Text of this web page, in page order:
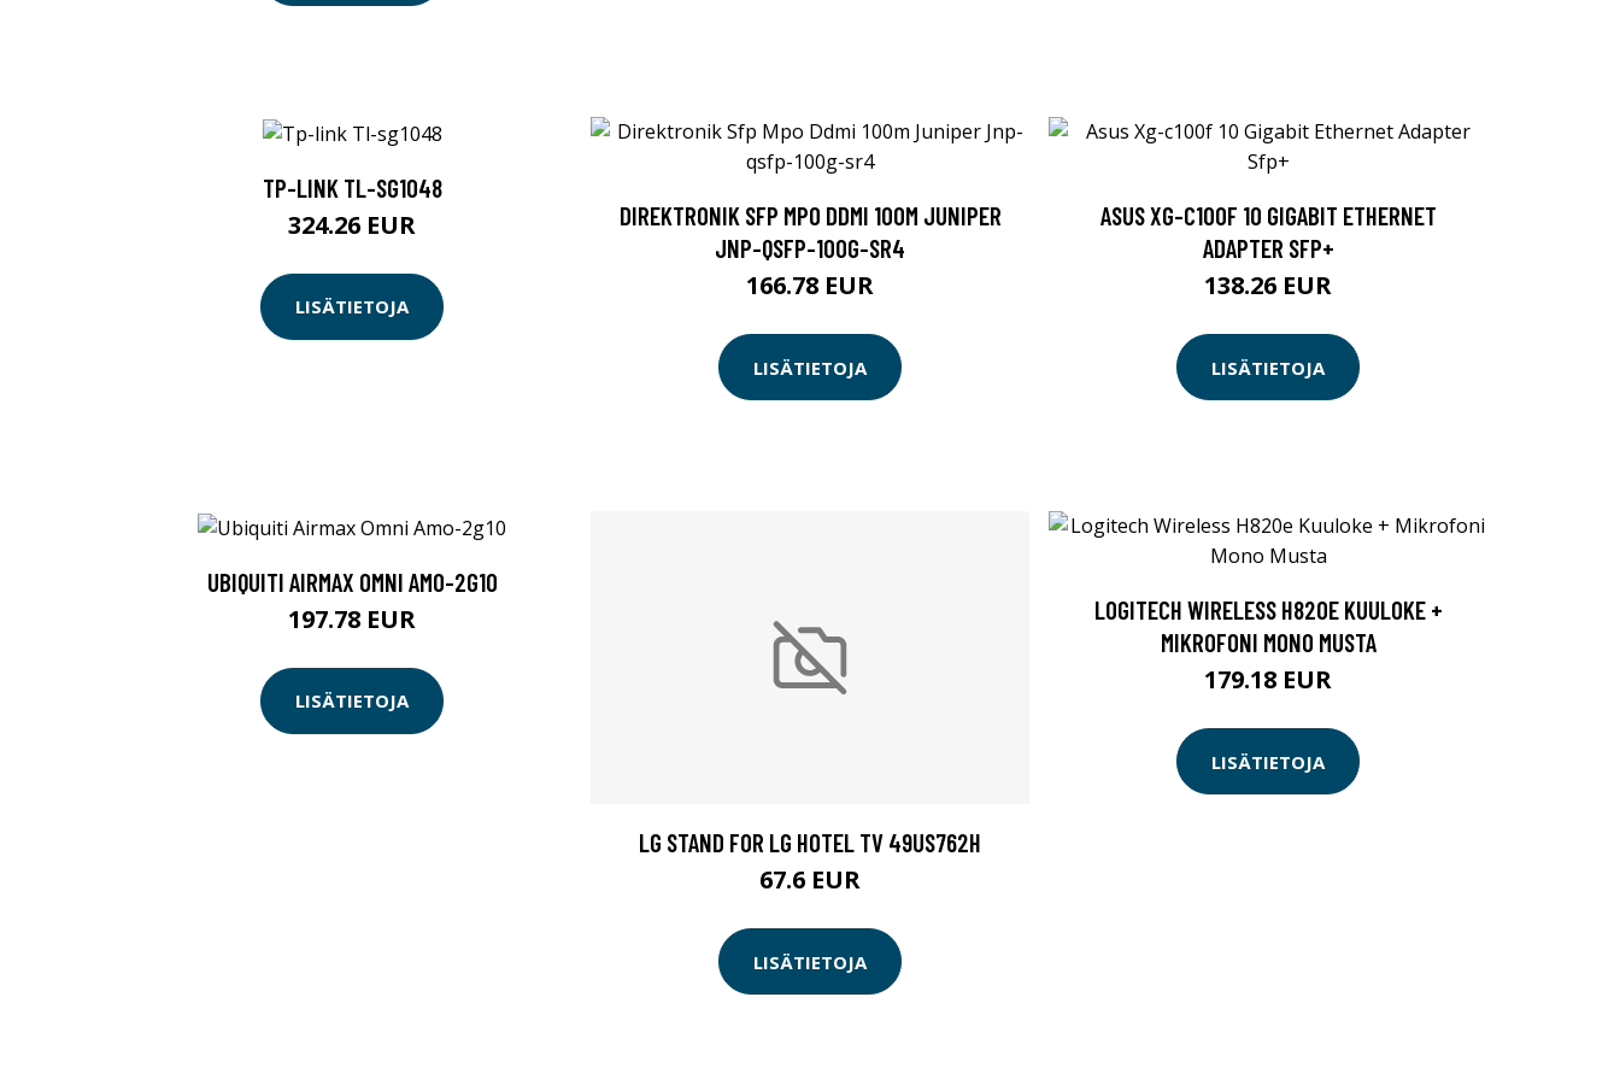
TP-LINK TL-SG1048
324.26 EUR
LISÄTIETOJA
DIREKTRONIK SFP MPO DDMI 100M JUNIPER
JNP-QSFP-100G-SR4
166.78 EUR
LISÄTIETOJA
ASUS XG-C100F 10 GIGABIT ETHERNET
ADAPTER SFP+
138.26 EUR
LISÄTIETOJA
UBIQUITI AIRMAX OMNI AMO-2G10
197.78 EUR
LISÄTIETOJA
LG STAND FOR LG HOTEL TV 49US762H
67.6 EUR
LISÄTIETOJA
LOGITECH WIRELESS H820E KUULOKE +
MIKROFONI MONO MUSTA
179.18 EUR
LISÄTIETOJA